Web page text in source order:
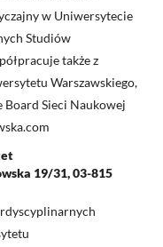
w Uniwersytecie
Studiów
także z
Warszawskiego,
Sieci Naukowej
19/31, 03-815